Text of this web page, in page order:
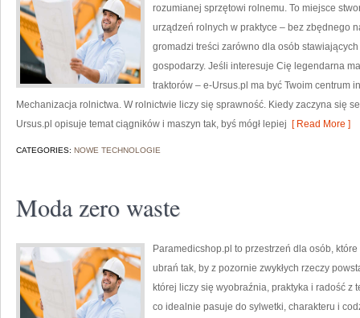
rozumianej sprzętowi rolnemu. To miejsce
urządzeń rolnych w praktyce – bez zbędnego
gromadzi treści zarówno dla osób
gospodarzy. Jeśli interesuje Cię legendarna
traktorów – e-Ursus.pl ma być Twoim centrum
Mechanizacja rolnictwa. W rolnictwie liczy się sprawność. Kiedy zaczyna się
Ursus.pl opisuje temat ciągników i maszyn tak, byś mógł lepiej [ Read More ]
CATEGORIES: NOWE TECHNOLOGIE
Moda zero waste
Paramedicshop.pl to przestrzeń dla osób,
ubrań tak, by z pozornie zwykłych rzeczy
której liczy się wyobraźnia, praktyka i radość z
co idealnie pasuje do sylwetki, charakteru i